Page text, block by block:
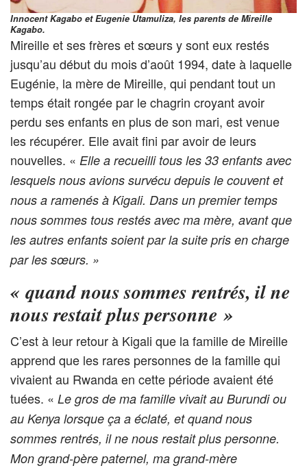
Innocent Kagabo et Eugenie Utamuliza, les parents de Mireille
Kagabo.
Mireille et ses frères et sœurs y sont eux restés
jusqu’au début du mois d’août 1994, date à laquelle
Eugénie, la mère de Mireille, qui pendant tout un
temps était rongée par le chagrin croyant avoir
perdu ses enfants en plus de son mari, est venue
les récupérer. Elle avait fini par avoir de leurs
nouvelles. « Elle a recueilli tous les 33 enfants avec
lesquels nous avions survécu depuis le couvent et
nous a ramenés à Kigali. Dans un premier temps
nous sommes tous restés avec ma mère, avant que
les autres enfants soient par la suite pris en charge
par les sœurs. »
« quand nous sommes rentrés, il ne
nous restait plus personne »
C’est à leur retour à Kigali que la famille de Mireille
apprend que les rares personnes de la famille qui
vivaient au Rwanda en cette période avaient été
tuées. « Le gros de ma famille vivait au Burundi ou
au Kenya lorsque ça a éclaté, et quand nous
sommes rentrés, il ne nous restait plus personne.
Mon grand-père paternel, ma grand-mère